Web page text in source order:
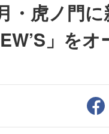
・虎ノ門に
」を